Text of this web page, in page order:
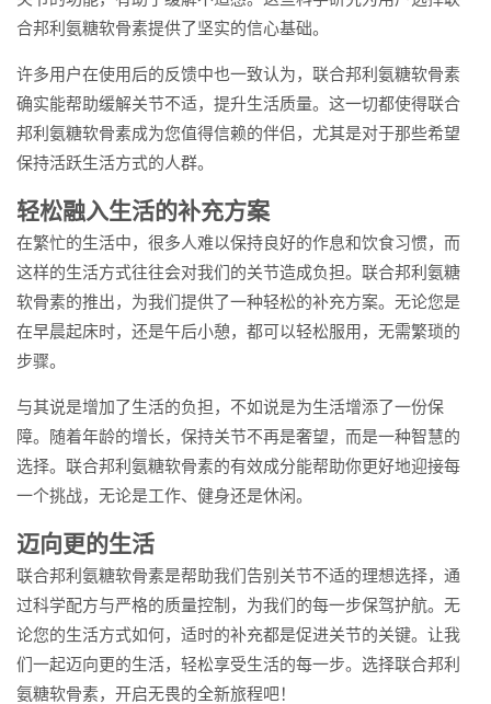
合邦利氨糖软骨素提供了坚实的信心基础。
许多用户在使用后的反馈中也一致认为，联合邦利氨糖软骨素
确实能帮助缓解关节不适，提升生活质量。这一切都使得联合
邦利氨糖软骨素成为您值得信赖的伴侣，尤其是对于那些希望
保持活跃生活方式的人群。
轻松融入生活的补充方案
在繁忙的生活中，很多人难以保持良好的作息和饮食习惯，而
这样的生活方式往往会对我们的关节造成负担。联合邦利氨糖
软骨素的推出，为我们提供了一种轻松的补充方案。无论您是
在早晨起床时，还是午后小憩，都可以轻松服用，无需繁琐的
步骤。
与其说是增加了生活的负担，不如说是为生活增添了一份保
障。随着年龄的增长，保持关节不再是奢望，而是一种智慧的
选择。联合邦利氨糖软骨素的有效成分能帮助你更好地迎接每
一个挑战，无论是工作、健身还是休闲。
迈向更的生活
联合邦利氨糖软骨素是帮助我们告别关节不适的理想选择，通
过科学配方与严格的质量控制，为我们的每一步保驾护航。无
论您的生活方式如何，适时的补充都是促进关节的关键。让我
们一起迈向更的生活，轻松享受生活的每一步。选择联合邦利
氨糖软骨素，开启无畏的全新旅程吧！